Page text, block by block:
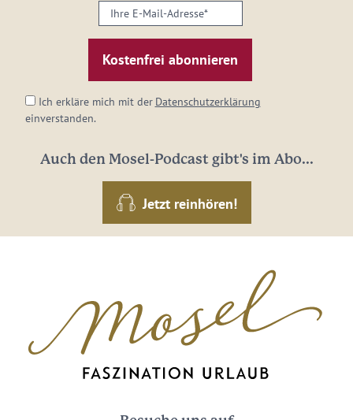
Ihre
E-
Mail-
Adresse:
Ich erkläre mich mit der Datenschutzerklärung
einverstanden.
Auch den Mosel-Podcast gibt's im Abo...
Jetzt reinhören!